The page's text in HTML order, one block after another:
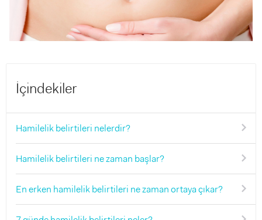
İçindekiler
Hamilelik belirtileri nelerdir?
Hamilelik belirtileri ne zaman başlar?
En erken hamilelik belirtileri ne zaman ortaya çıkar?